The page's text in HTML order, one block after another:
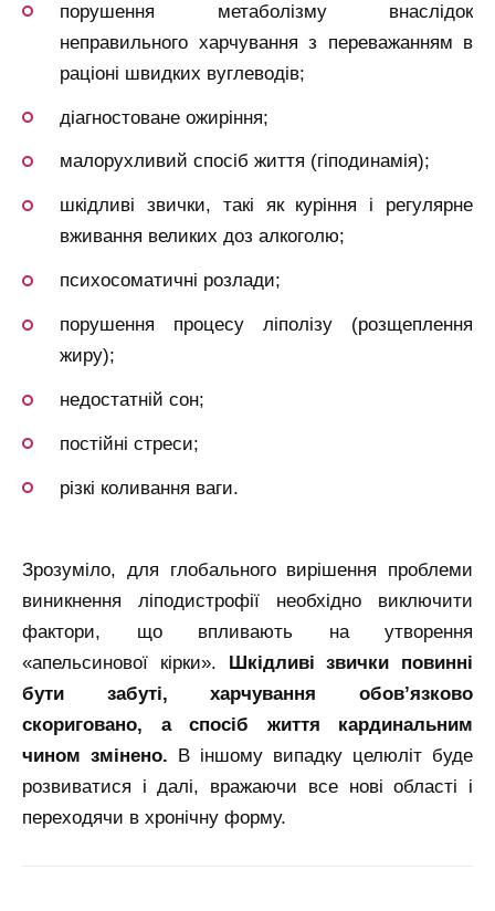
порушення метаболізму внаслідок
неправильного харчування з переважанням в
раціоні швидких вуглеводів;
діагностоване ожиріння;
малорухливий спосіб життя (гіподинамія);
шкідливі звички, такі як куріння і регулярне
вживання великих доз алкоголю;
психосоматичні розлади;
порушення процесу ліполізу (розщеплення
жиру);
недостатній сон;
постійні стреси;
різкі коливання ваги.
Зрозуміло, для глобального вирішення проблеми
виникнення ліподистрофії необхідно виключити
фактори, що впливають на утворення
«апельсинової кірки». Шкідливі звички повинні
бути забуті, харчування обов’язково
скориговано, а спосіб життя кардинальним
чином змінено. В іншому випадку целюліт буде
розвиватися і далі, вражаючи все нові області і
переходячи в хронічну форму.